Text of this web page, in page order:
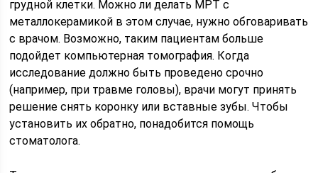
грудной клетки. Можно ли делать МРТ с
металлокерамикой в этом случае, нужно обговаривать
с врачом. Возможно, таким пациентам больше
подойдет компьютерная томография. Когда
исследование должно быть проведено срочно
(например, при травме головы), врачи могут принять
решение снять коронку или вставные зубы. Чтобы
установить их обратно, понадобится помощь
стоматолога.